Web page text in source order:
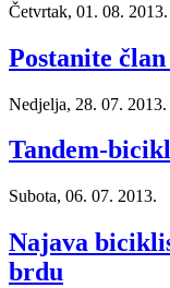
Četvrtak, 01. 08. 2013.
Postanite
Nedjelja, 28. 07. 2013.
Tandem-
Subota, 06. 07. 2013.
Najava
brdu